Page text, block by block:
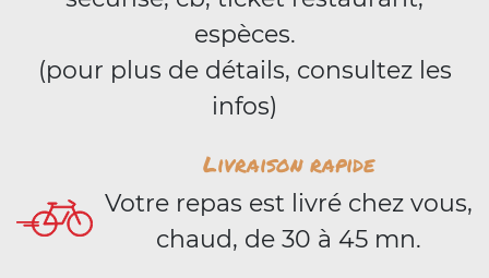
espèces.
(pour plus de détails, consultez les
infos)
Livraison rapide
Votre repas est livré chez vous,
chaud, de 30 à 45 mn.